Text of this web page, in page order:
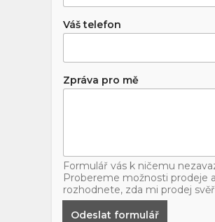
Váš telefon
Zpráva pro mě
Formulář vás k ničemu
Probereme možnosti prodeje
rozhodnete, zda mi prodej
Odeslat formulář